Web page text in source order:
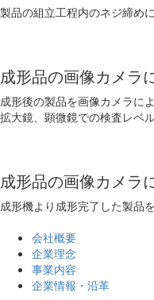
製品の組立工程内のネジ締め
成形品の画像カメラ
成形後の製品を画像カメラに
拡大鏡、顕微鏡での検査レベ
成形品の画像カメラ
成形機より成形完了した製品
会社概要
企業理念
事業内容
企業情報・沿革